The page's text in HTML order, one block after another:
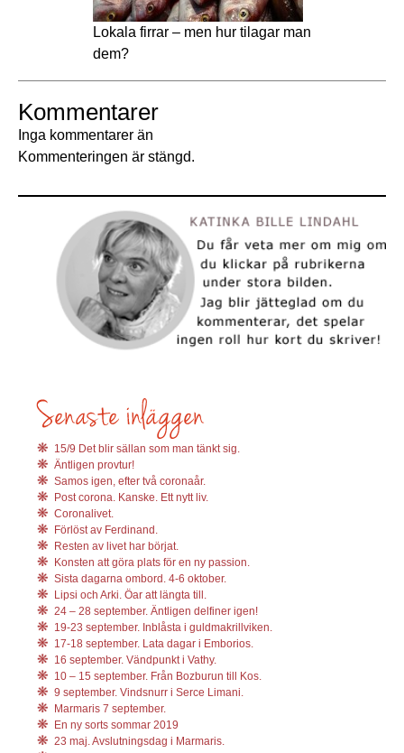
Lokala firrar – men hur tilagar man
dem?
Kommentarer
Inga kommentarer än
Kommenteringen är stängd.
15/9 Det blir sällan som man tänkt sig.
Äntligen provtur!
Samos igen, efter två coronaår.
Post corona. Kanske. Ett nytt liv.
Coronalivet.
Förlöst av Ferdinand.
Resten av livet har börjat.
Konsten att göra plats för en ny passion.
Sista dagarna ombord. 4-6 oktober.
Lipsi och Arki. Öar att längta till.
24 – 28 september. Äntligen delfiner igen!
19-23 september. Inblåsta i guldmakrillviken.
17-18 september. Lata dagar i Emborios.
16 september. Vändpunkt i Vathy.
10 – 15 september. Från Bozburun till Kos.
9 september. Vindsnurr i Serce Limani.
Marmaris 7 september.
En ny sorts sommar 2019
23 maj. Avslutningsdag i Marmaris.